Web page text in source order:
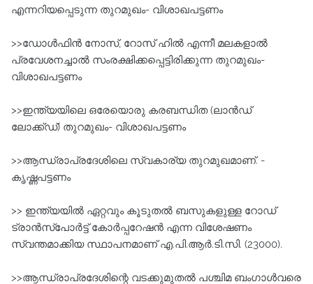
എന്നറിയപ്പെടുന്ന തുറമുഖം- വിശാഖപട്ടണം
>>ഡോള്‍ഫിന്‍ നോസ്‌, റോസ്‌ ഹില്‍ എന്നീ മലകളാല്‍
പ്രവേശനച്ചാല്‍ സംരക്ഷിക്കപ്പെട്ടിരിക്കുന്ന തുറമുഖം-
വിശാഖപട്ടണം
>>ഇന്ത്യയിലെ ഒരേയൊരു കരബന്ധിത (ലാന്‍ഡ്‌
ലോക്ക്ഡ്‌) തുറമുഖം- വിശാഖപട്ടണം
>>ആന്ധ്രാപ്രദേശിലെ സ്വകാര്യ തുറമുഖമാണ്‌. -
കൃഷ്ണപട്ടണം
>> ഇന്ത്യയില്‍ ഏറ്റവും കൂടുതല്‍ ബസുകളുള്ള റോഡ്‌
ട്രാന്‍സ്പോര്‍ട്ട്‌ കോര്‍പ്പറേഷന്‍ എന്ന വിശേഷണം
സ്വന്തമാക്കിയ സ്ഥാപനമാണ്‌ എ.പി.ആര്‍.ടി.സി. (23000).
>>ആന്ധ്രാപ്രദേശിന്റെ വടക്കുമുതല്‍ പശ്ചിമ ബംഗാള്‍വരെ